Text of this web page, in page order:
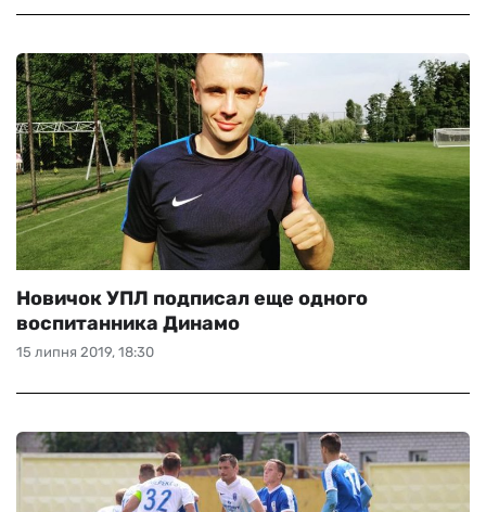
15 липня 2019, 18:30
Новичок УПЛ подписал еще одного
воспитанника Динамо